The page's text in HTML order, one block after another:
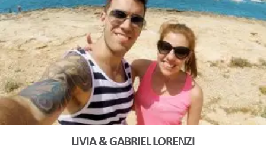
LIVIA & GABRIEL LORENZI